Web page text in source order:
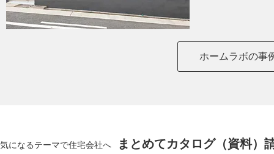
ホームラボの事
気になるテーマで住宅会社へ まとめてカタログ（資料）